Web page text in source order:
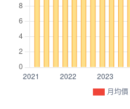
月均價